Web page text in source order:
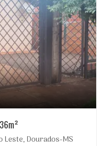
Leste, Dourados-MS